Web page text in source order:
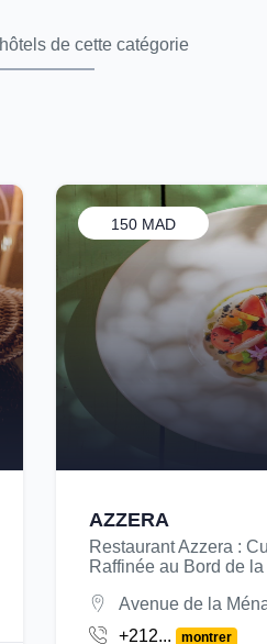
de cette catégorie
150 MAD
AZZERA
Restaurant Azzera :
Raffinée au Bord de
Avenue de la
+212...
montrer